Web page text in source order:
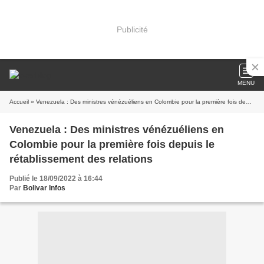
Publicité
MENU
Accueil » Venezuela : Des ministres vénézuéliens en Colombie pour la première fois depuis le rétablissement des relations
Venezuela : Des ministres vénézuéliens en
Colombie pour la première fois depuis le
rétablissement des relations
Publié le 18/09/2022 à 16:44
Par Bolivar Infos